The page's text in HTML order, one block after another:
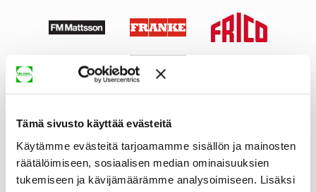
Tämä sivusto käyttää evästeitä
Käytämme evästeitä tarjoamamme sisällön ja mainosten
räätälöimiseen, sosiaalisen median ominaisuuksien
tukemiseen ja kävijämäärämme analysoimiseen. Lisäksi